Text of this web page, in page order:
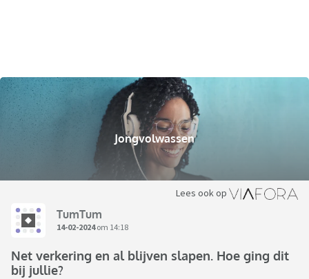
Jongvolwassen
Lees ook op
TumTum
14-02-2024om 14:18
Net verkering en al blijven slapen. Hoe ging dit
bij jullie?